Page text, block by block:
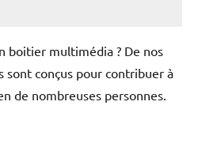
boitier multimédia ? De nos
sont conçus pour contribuer à
de nombreuses personnes.